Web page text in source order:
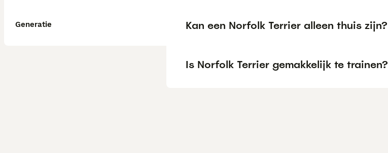
Generatie Kan een Norfolk Terrier alleen thuis zijn?
Is Norfolk Terrier gemakkelijk te trainen?